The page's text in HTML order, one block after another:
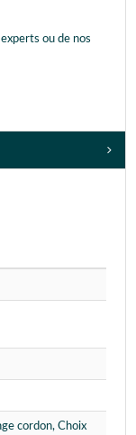
ou de nos
cordon, Choix